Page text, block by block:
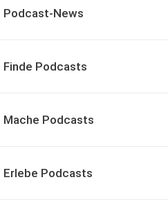
Podcast-News
Finde Podcasts
Mache Podcasts
Erlebe Podcasts